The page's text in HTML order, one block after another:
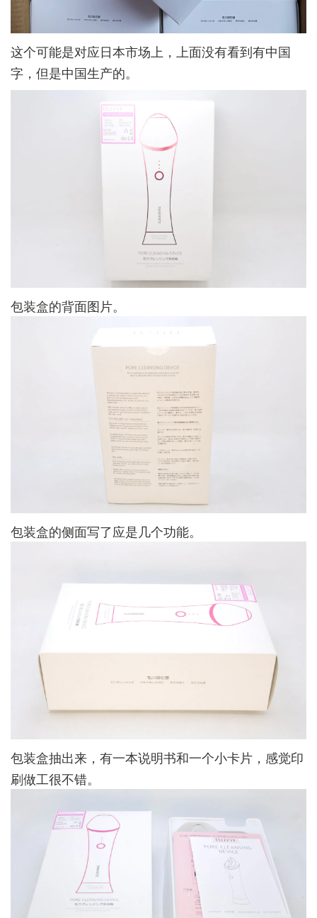
这个可能是对应日本市场上，上面没有看到有中国
字，但是中国生产的。
包装盒的背面图片。
包装盒的侧面写了应是几个功能。
包装盒抽出来，有一本说明书和一个小卡片，感觉印
刷做工很不错。